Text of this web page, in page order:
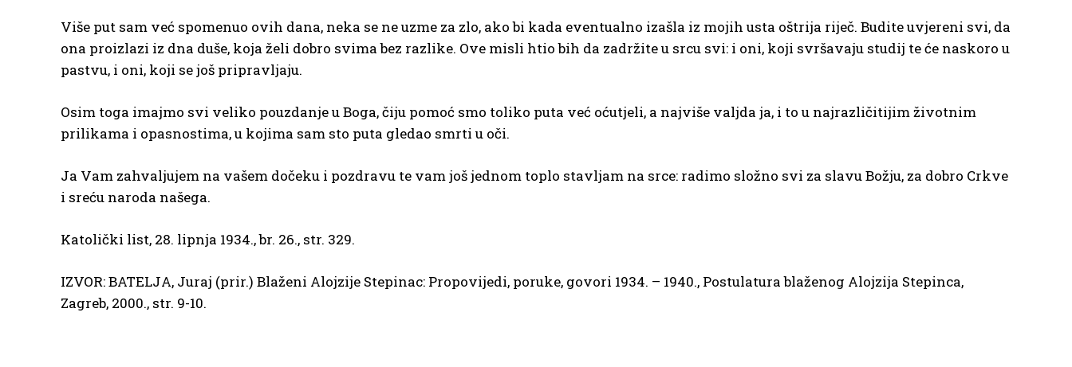
Više put sam već spomenuo ovih dana, neka se ne uzme za zlo, ako bi kada eventualno izašla iz mojih usta oštrija riječ. Budite uvjereni svi, da
ona proizlazi iz dna duše, koja želi dobro svima bez razlike. Ove misli htio bih da zadržite u srcu svi: i oni, koji svršavaju studij te će naskoro u
pastvu, i oni, koji se još pripravljaju.
Osim toga imajmo svi veliko pouzdanje u Boga, čiju pomoć smo toliko puta već oćutjeli, a najviše valjda ja, i to u najrazličitijim životnim
prilikama i opasnostima, u kojima sam sto puta gledao smrti u oči.
Ja Vam zahvaljujem na vašem dočeku i pozdravu te vam još jednom toplo stavljam na srce: radimo složno svi za slavu Božju, za dobro Crkve
i sreću naroda našega.
Katolički list, 28. lipnja 1934., br. 26., str. 329.
IZVOR: BATELJA, Juraj (prir.) Blaženi Alojzije Stepinac: Propovijedi, poruke, govori 1934. – 1940., Postulatura blaženog Alojzija Stepinca,
Zagreb, 2000., str. 9-10.